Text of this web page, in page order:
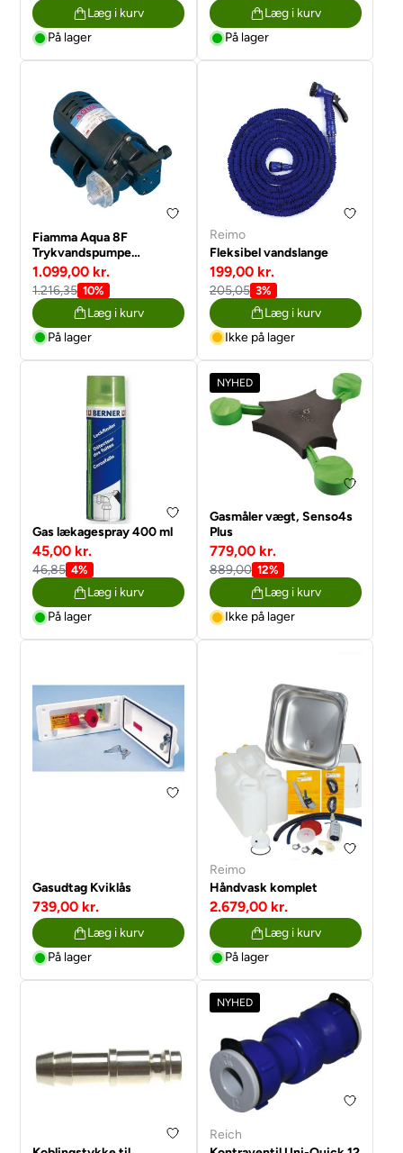
Læg i kurv
På lager
Læg i kurv
På lager
Fiamma Aqua 8F
Trykvandspumpe
Selvansugende
1.099,00 kr.
1.216,35 10%
Læg i kurv
På lager
Reimo
Fleksibel vandslange
199,00 kr.
205,05 3%
Læg i kurv
Ikke på lager
Gas lækagespray 400 ml
45,00 kr.
46,85 4%
Læg i kurv
På lager
NYHED
Gasmåler vægt, Senso4s
Plus
779,00 kr.
889,00 12%
Læg i kurv
Ikke på lager
Gasudtag Kviklås
739,00 kr.
Læg i kurv
På lager
Reimo
Håndvask komplet
2.679,00 kr.
Læg i kurv
På lager
NYHED
Reich